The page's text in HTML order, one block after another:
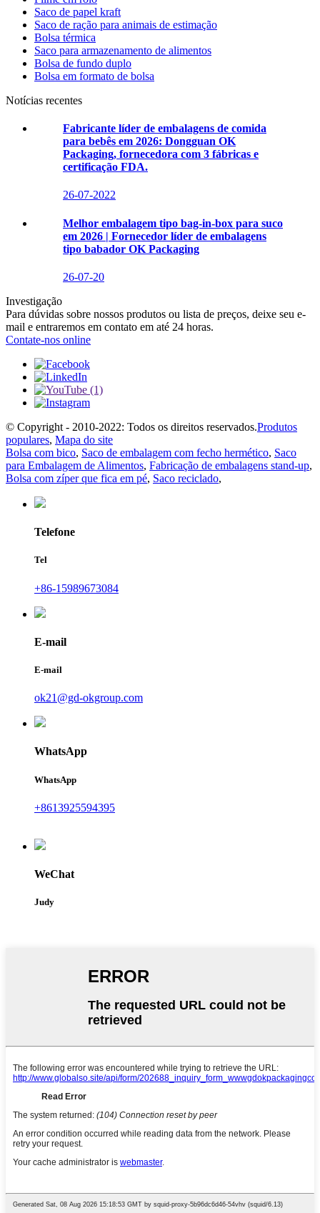
Saco de papel kraft
Saco de ração para animais de estimação
Bolsa térmica
Saco para armazenamento de alimentos
Bolsa de fundo duplo
Bolsa em formato de bolsa
Notícias recentes
Fabricante líder de embalagens de comida
para bebês em 2026: Dongguan OK
Packaging, fornecedora com 3 fábricas e
certificação FDA.
26-07-2022
Melhor embalagem tipo bag-in-box para suco
em 2026 | Fornecedor líder de embalagens
tipo babador OK Packaging
26-07-20
Investigação
Para dúvidas sobre nossos produtos ou lista de preços, deixe seu e-
mail e entraremos em contato em até 24 horas.
Contate-nos online
© Copyright - 2010-2022: Todos os direitos reservados.Produtos
populares, Mapa do site
Bolsa com bico, Saco de embalagem com fecho hermético, Saco
para Embalagem de Alimentos, Fabricação de embalagens stand-up,
Bolsa com zíper que fica em pé, Saco reciclado,
Telefone
Tel
+86-15989673084
E-mail
E-mail
ok21@gd-okgroup.com
WhatsApp
WhatsApp
+8613925594395
WeChat
Judy